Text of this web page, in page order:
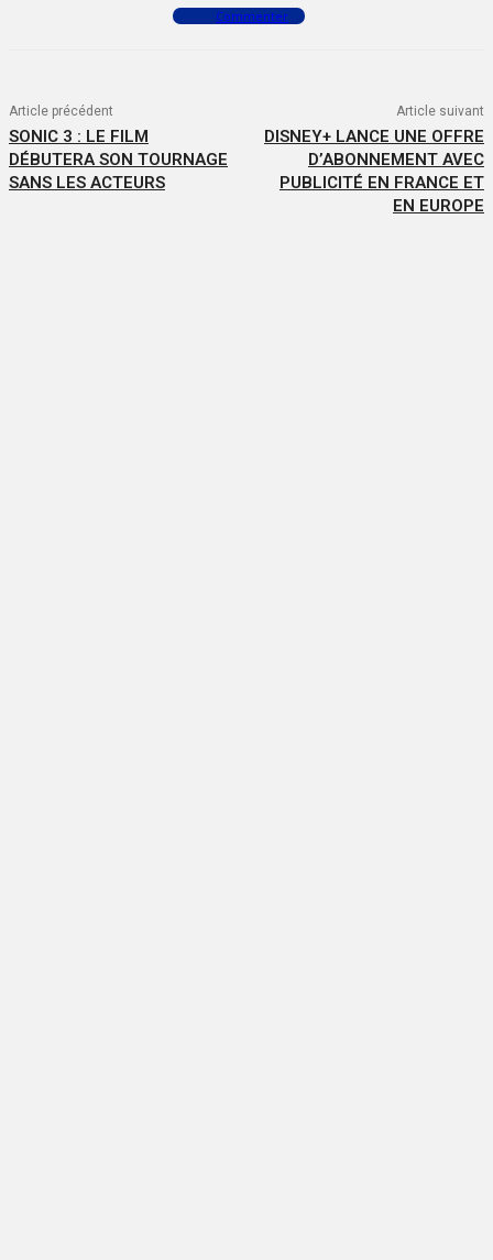
Commenter
Article précédent
SONIC 3 : LE FILM
DÉBUTERA SON TOURNAGE
SANS LES ACTEURS
Article suivant
DISNEY+ LANCE UNE OFFRE
D’ABONNEMENT AVEC
PUBLICITÉ EN FRANCE ET
EN EUROPE